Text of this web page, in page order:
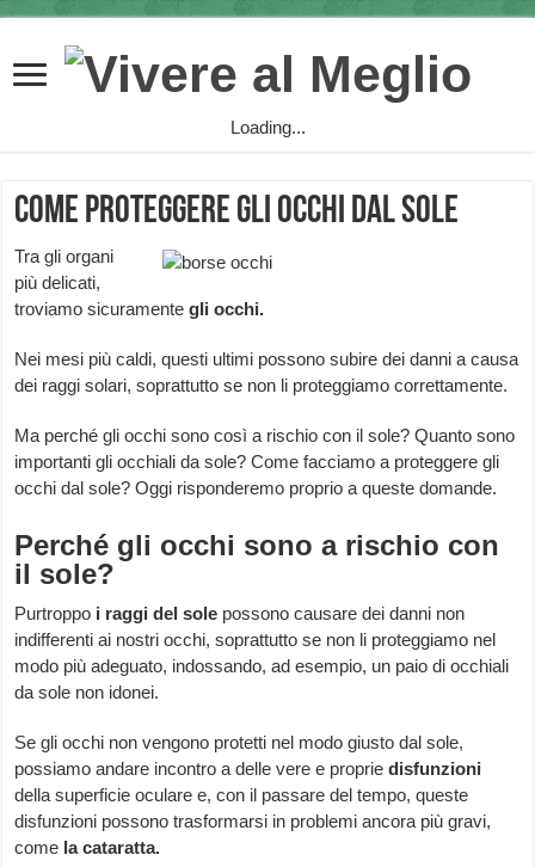
Loading...
Come proteggere gli occhi dal sole
Tra gli organi
più delicati,
troviamo sicuramentegli occhi.
Nei mesi più caldi, questi ultimi possono subire dei danni a causa
dei raggi solari, soprattutto se non li proteggiamo correttamente.
Ma perché gli occhi sono così a rischio con il sole? Quanto sono
importanti gli occhiali da sole? Come facciamo a proteggere gli
occhi dal sole? Oggi risponderemo proprio a queste domande.
Perché gli occhi sono a rischio con
il sole?
Purtroppo i raggi del sole possono causare dei danni non
indifferenti ai nostri occhi, soprattutto se non li proteggiamo nel
modo più adeguato, indossando, ad esempio, un paio di occhiali
da sole non idonei.
Se gli occhi non vengono protetti nel modo giusto dal sole,
possiamo andare incontro a delle vere e propriedisfunzioni
della superficie oculare e, con il passare del tempo, queste
disfunzioni possono trasformarsi in problemi ancora più gravi,
come la cataratta.